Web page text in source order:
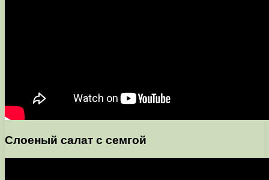
Слоеный салат с семгой